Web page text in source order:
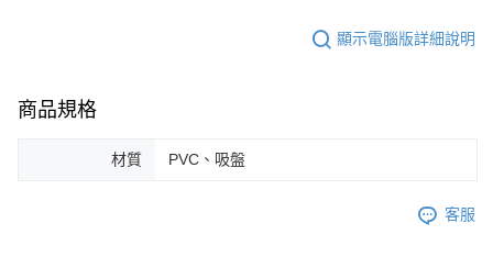
顯示電腦版詳細說明
商品規格
材質 PVC、吸盤
客服